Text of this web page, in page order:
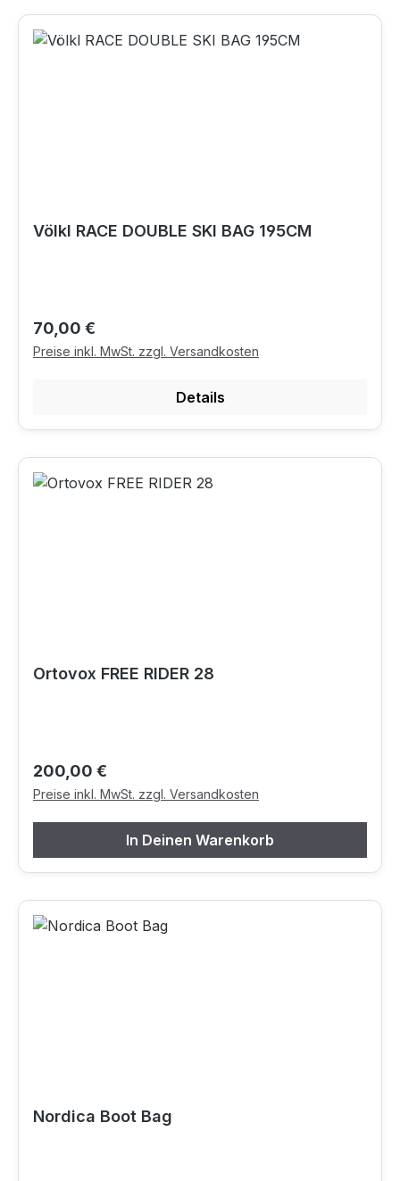
Völkl RACE DOUBLE SKI BAG 195CM
Regulärer Preis:
70,00 €
Preise inkl. MwSt. zzgl. Versandkosten
Details
Ortovox FREE RIDER 28
Regulärer Preis:
200,00 €
Preise inkl. MwSt. zzgl. Versandkosten
In Deinen Warenkorb
Nordica Boot Bag